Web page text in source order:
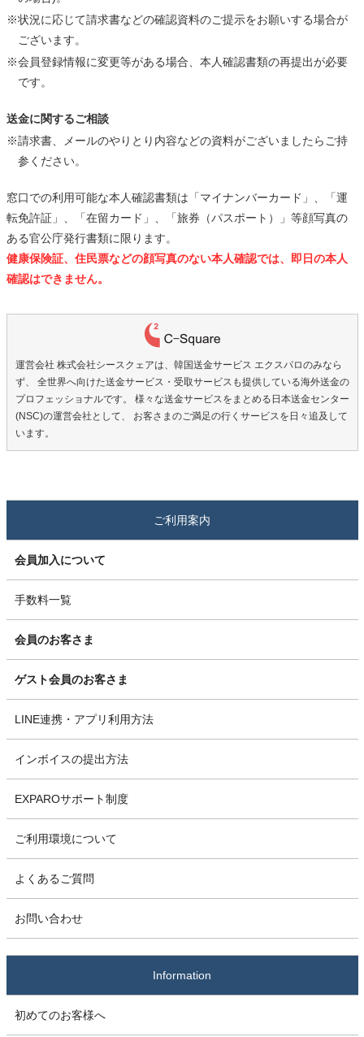
※状況に応じて請求書などの確認資料のご提示をお願いする場合が
ございます。
※会員登録情報に変更等がある場合、本人確認書類の再提出が必要
です。
送金に関するご相談
※請求書、メールのやりとり内容などの資料がございましたらご持
参ください。
窓口での利用可能な本人確認書類は「マイナンバーカード」、「運
転免許証」、「在留カード」、「旅券（パスポート）」等顔写真の
ある官公庁発行書類に限ります。
健康保険証、住民票などの顔写真のない本人確認では、即日の本人
確認はできません。
運営会社 株式会社シースクェアは、韓国送金サービス エクスパロのみなら
ず、 全世界へ向けた送金サービス・受取サービスも提供している海外送金の
プロフェッショナルです。 様々な送金サービスをまとめる日本送金センター
(NSC)の運営会社として、 お客さまのご満足の行くサービスを日々追及して
います。
ご利用案内
会員加入について
手数料一覧
会員のお客さま
ゲスト会員のお客さま
LINE連携・アプリ利用方法
インボイスの提出方法
EXPAROサポート制度
ご利用環境について
よくあるご質問
お問い合わせ
Information
初めてのお客様へ